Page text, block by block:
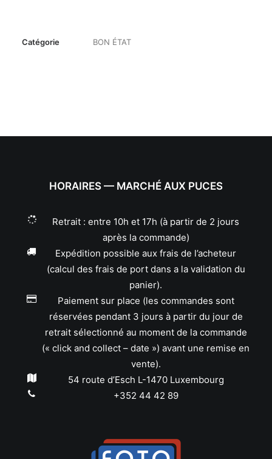
Catégorie BON ÉTAT
HORAIRES — MARCHÉ AUX PUCES
Retrait : entre 10h et 17h (à partir de 2 jours
après la commande)
Expédition possible aux frais de l’acheteur
(calcul des frais de port dans a la validation du
panier).
Paiement sur place (les commandes sont
réservées pendant 3 jours à partir du jour de
retrait sélectionné au moment de la commande
(« click and collect – date ») avant une remise en
vente).
54 route d’Esch L-1470 Luxembourg
+352 44 42 89